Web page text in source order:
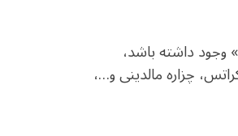
داشته باشد،
چزاره مالدینی و…،